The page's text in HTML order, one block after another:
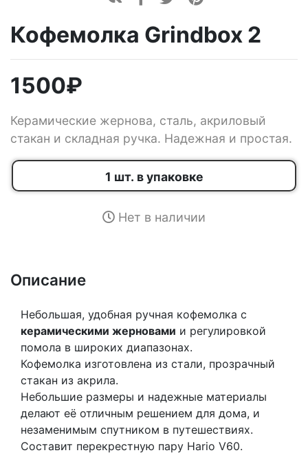
Кофемолка Grindbox 2
1500₽
Керамические жернова, сталь, акриловый
стакан и складная ручка. Надежная и простая.
1 шт. в упаковке
Нет в наличии
Описание
Небольшая, удобная ручная кофемолка с
керамическими жерновами и регулировкой
помола в широких диапазонах.
Кофемолка изготовлена из стали, прозрачный
стакан из акрила.
Небольшие размеры и надежные материалы
делают её отличным решением для дома, и
незаменимым спутником в путешествиях.
Составит перекрестную пару Hario V60.